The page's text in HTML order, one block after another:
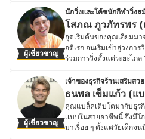
ปัจจุบันคุณนุ่นเป็นคุณครูส
แห่ง อีกทั้งยังเป็นเจ้าของ
Group Partnership
อุปกรณ์ เฟอร์นิเจอร์ต่าง
ประเภท
ประวัติของ ณธกมล ล้
โดยตรง เพื่อที่จะได้เข้าใ
ทำงานที่เกี่ยวข้องกับเด็ก
ว่าการพัฒนาด้านต่าง ๆ
ช่วยปูทางให้เด็กเติบโตไ
หญิงเป็นครูอนุบาลในโรง
บนพื้นฐานของการเล่นเพื่
ธรรมชาติตามวัยของเด็ก
ประสบการณ์ในการสอนทั้
อ่าน ทั้งยังช่วยส่งเสริมพั
จิตใจ รวมไปถึงด้านสังค
ประวัติของ กอซซานีย์
ผู้เชี่ยวชาญ
นักวิ่งและโค้ชนักกีฬาวิ่งส
โสภณ ภูวภัทรพร (
จุดเริ่มต้นของคุณเอี่ยมมา
อดิเรก จนเริ่มเข้าสู่วงกา
ร่วมการวิ่งตั้งแต่ระยะไก
100 สนาม ทั้งการแข่งใน
การแข่งขันวิ่งบนภูเขาหรือ
สัมผัสงานวิ่งใหญ่ ๆ ที่ต่าง
ด้วย ปัจจุบันคุณเอี่ยมจะเ
และระยะอัลตร้ามาราธอ
หลัก และนอกเหนือจากก
ผู้เชี่ยวชาญ
เจ้าของธุรกิจร้านเสริมส
ธนพล เข็มแก้ว (แ
คุณแบล็คเติบโตมากับธุร
เเบบในสายอาชีพนี้ จึงมี
มาเรื่อย ๆ ตั้งแต่วัยเด็กจ